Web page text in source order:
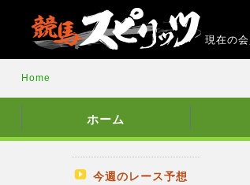
現在の
Home
ホーム
今週のレース予想